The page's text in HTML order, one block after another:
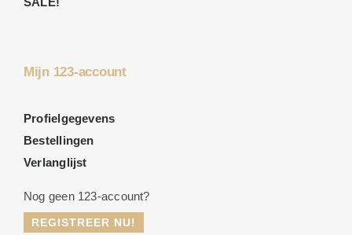
Mijn 123-account
Profielgegevens
Bestellingen
Verlanglijst
Nog geen 123-account?
REGISTREER NU!